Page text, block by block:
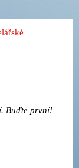
Buďte první!